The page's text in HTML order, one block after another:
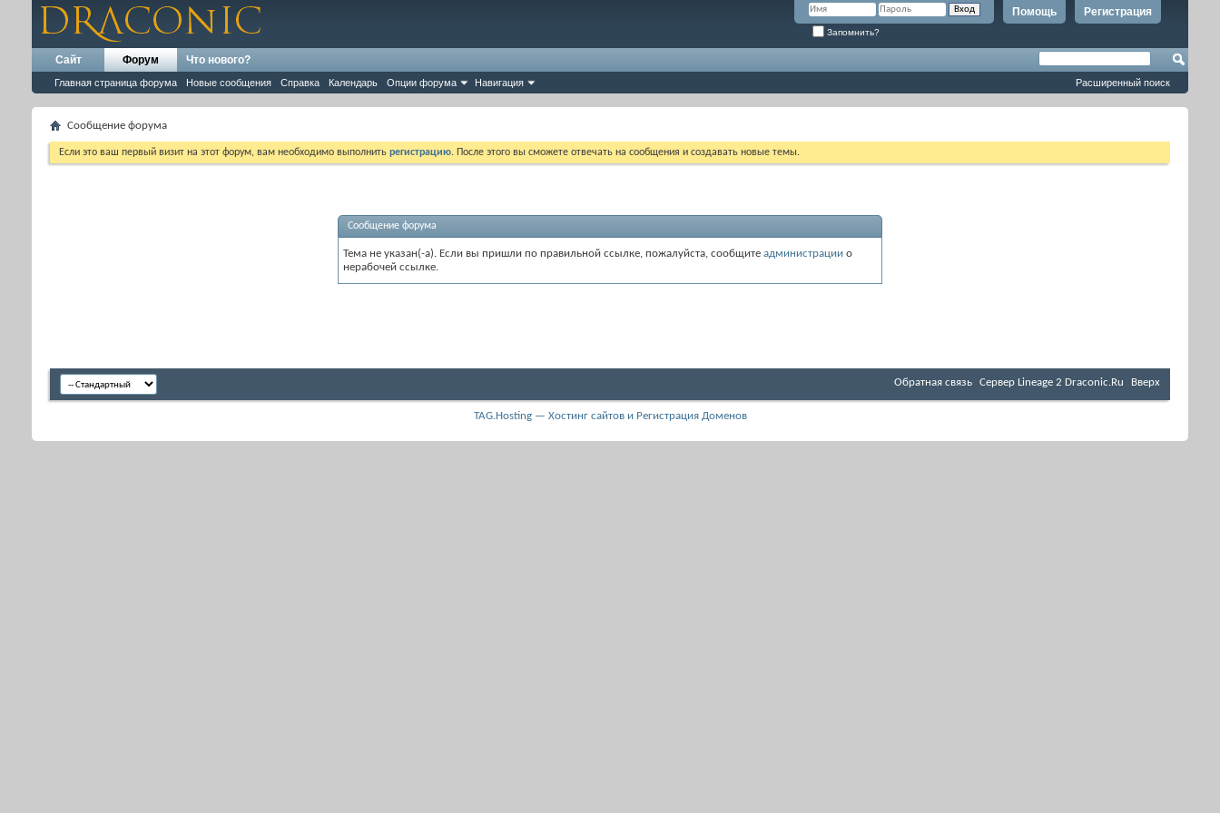
Регистрация
Помощь
Запомнить?
Сайт Форум
Главная страница форума Новые сообщения Справка Календарь Опции форума Навигация
Что нового?
Расширенный поиск
Сообщение форума
Если это ваш первый визит на этот форум, вам необходимо выполнить регистрацию. После этого вы сможете отвечать на сообщения и создавать новые темы.
Сообщение форума
Тема не указан(-а). Если вы пришли по правильной ссылке, пожалуйста, сообщите администрации о
нерабочей ссылке.
Обратная связь Cервер Lineage 2 Draconic.Ru Вверх
TAG.Hosting — Хостинг сайтов и Регистрация Доменов